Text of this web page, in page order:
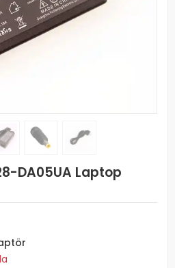
DA05UA Laptop